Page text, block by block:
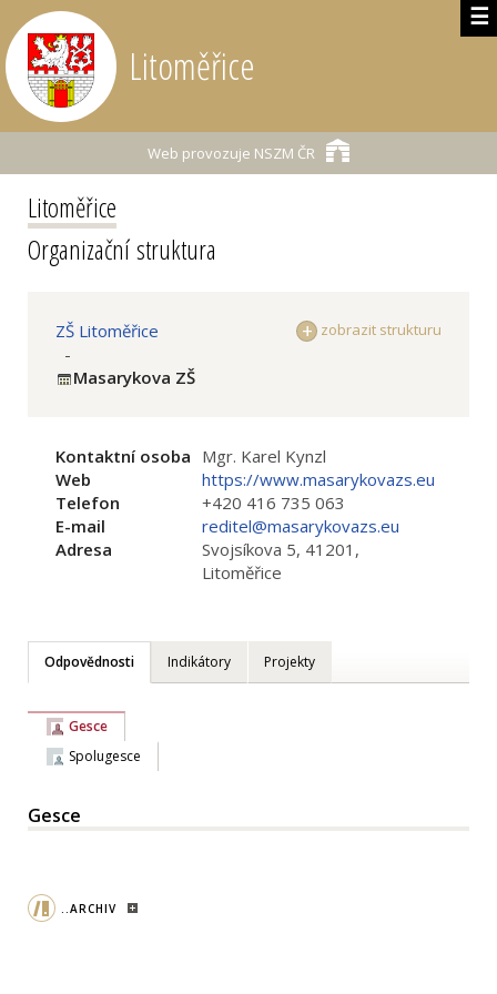
☰
Litoměřice
Web provozuje NSZM ČR
Litoměřice
Organizační struktura
zobrazit strukturu
ZŠ Litoměřice
-
Masarykova ZŠ
Kontaktní osoba Mgr. Karel Kynzl
Web
https://www.masarykovazs.eu
Telefon
+420 416 735 063
E-mail
reditel@masarykovazs.eu
Adresa
Svojsíkova 5, 41201,
Litoměřice
Odpovědnosti Indikátory Projekty
Gesce
Spolugesce
Gesce
..ARCHIV